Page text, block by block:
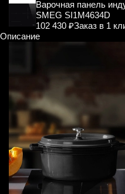
Варочная панель
SMEG SI1M4634D
102 430 ₽Заказ в 1
Описание